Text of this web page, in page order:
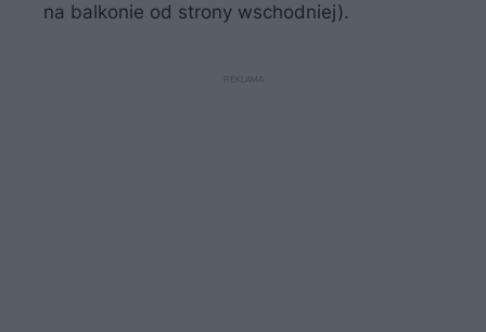
na balkonie od strony wschodniej).